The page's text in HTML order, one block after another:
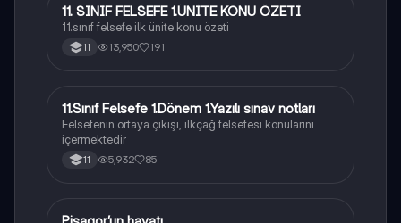
Felsefe
11. SINIF FELSEFE 1.ÜNİTE KONU ÖZETİ
11.sınıf felsefe ilk ünite konu özeti
11 13,950 191
Felsefe
11.Sınıf Felsefe 1.Dönem 1.Yazılı sınav notları
Felsefenin ortaya çıkışı, ilkçağ felsefesi konularını
içermektedir
11 5,932 85
Felsefe